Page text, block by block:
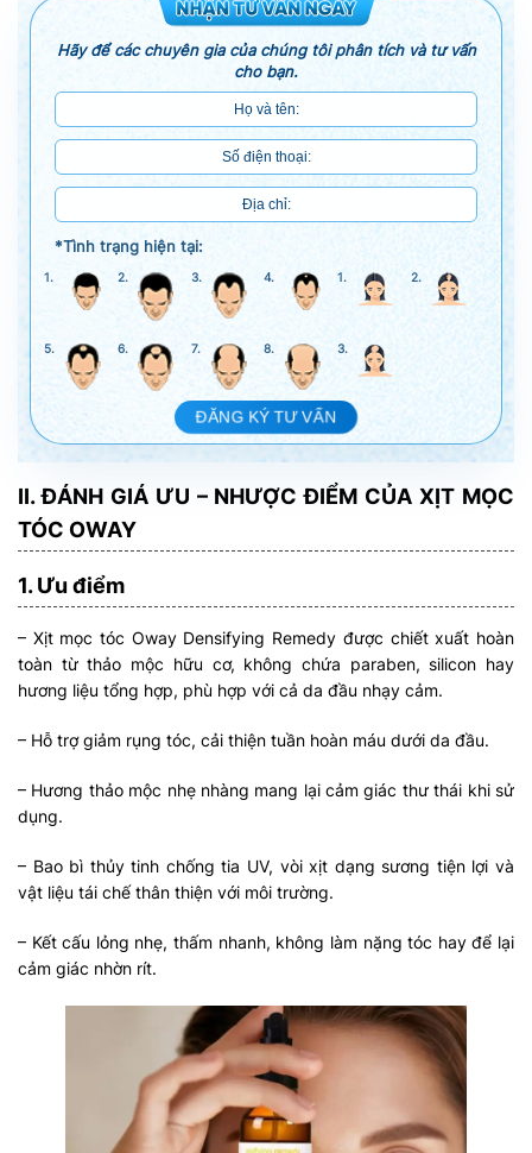
Hãy để các chuyên gia của chúng tôi phân tích và tư vấn
cho bạn.
*Tình trạng hiện tại:
1. 2. 3. 4. 1. 2.
5. 6. 7. 8. 3.
ĐĂNG KÝ TƯ VẤN
II. ĐÁNH GIÁ ƯU – NHƯỢC ĐIỂM CỦA XỊT MỌC
TÓC OWAY
1. Ưu điểm
– Xịt mọc tóc Oway Densifying Remedy được chiết xuất hoàn
toàn từ thảo mộc hữu cơ, không chứa paraben, silicon hay
hương liệu tổng hợp, phù hợp với cả da đầu nhạy cảm.
– Hỗ trợ giảm rụng tóc, cải thiện tuần hoàn máu dưới da đầu.
– Hương thảo mộc nhẹ nhàng mang lại cảm giác thư thái khi sử
dụng.
– Bao bì thủy tinh chống tia UV, vòi xịt dạng sương tiện lợi và
vật liệu tái chế thân thiện với môi trường.
– Kết cấu lỏng nhẹ, thấm nhanh, không làm nặng tóc hay để lại
cảm giác nhờn rít.